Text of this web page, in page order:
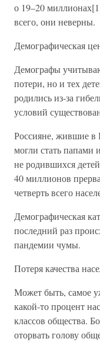
о 19–20
всего, они неверны.
Демографическая
Демографы
потери, но и тех
родились из-за
условий
Россияне, жившие в
могли стать папами
не родившихся
40 миллионов
четверть всего
Демографическая
последний раз
пандемии чумы.
Потеря качества
Может быть, самое
какой-то процент
классов общества.
оторвать голову